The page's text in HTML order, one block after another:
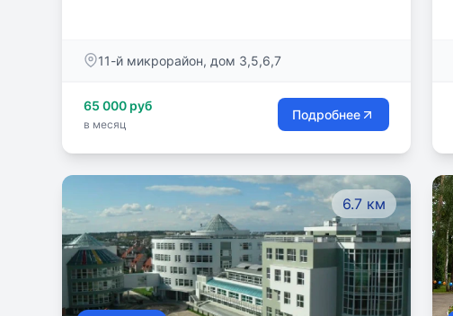
11-й микрорайон, дом 3,5,6,7
65 000 руб
в месяц
Подробнее
6.7 км